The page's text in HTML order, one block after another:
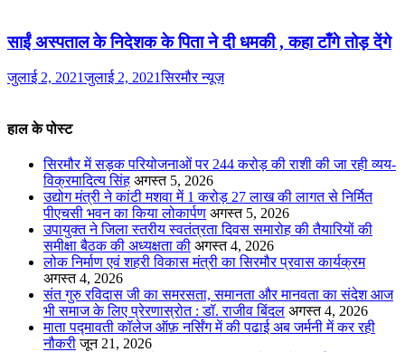
साईं अस्पताल के निदेशक के पिता ने दी धमकी , कहा टाँगे तोड़ देंगे
जुलाई 2, 2021जुलाई 2, 2021सिरमौर न्यूज़
हाल के पोस्ट
सिरमौर में सड़क परियोजनाओं पर 244 करोड़ की राशी की जा रही व्यय-
विक्रमादित्य सिंह अगस्त 5, 2026
उद्योग मंत्री ने कांटी मशवा में 1 करोड़ 27 लाख की लागत से निर्मित
पीएचसी भवन का किया लोकार्पण अगस्त 5, 2026
उपायुक्त ने जिला स्तरीय स्वतंत्रता दिवस समारोह की तैयारियों की
समीक्षा बैठक की अध्यक्षता की अगस्त 4, 2026
लोक निर्माण एवं शहरी विकास मंत्री का सिरमौर प्रवास कार्यक्रम
अगस्त 4, 2026
संत गुरु रविदास जी का समरसता, समानता और मानवता का संदेश आज
भी समाज के लिए प्रेरणास्रोत : डॉ. राजीव बिंदल अगस्त 4, 2026
माता पद्मावती कॉलेज ऑफ़ नर्सिंग में की पढाई अब जर्मनी में कर रही
नौकरी जून 21, 2026